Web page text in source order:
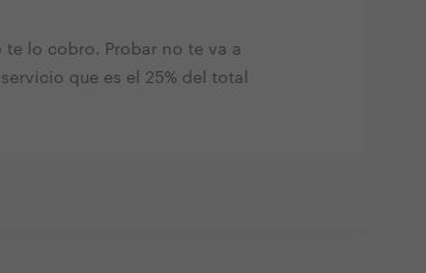
lo cobro. Probar no te va a
que es el 25% del total